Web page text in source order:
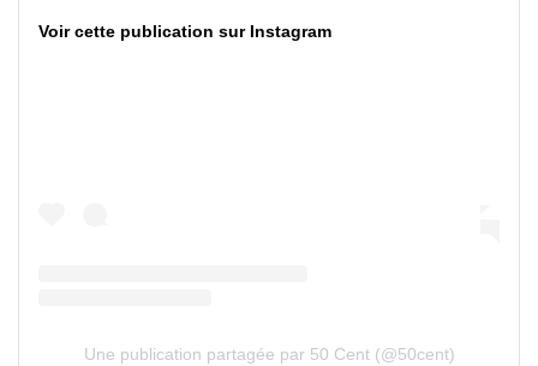
Voir cette publication sur Instagram
Une publication partagée par 50 Cent (@50cent)